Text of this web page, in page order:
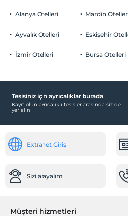
Otopark
Ücretsiz Halka
Odalar
Haftalık temizlik hizmeti
2 yaşına kadar olan bebekler
Alanya Otelleri
Ayvalık Otelleri
İzmir Otelleri
Mardin
Eskişehir
Bursa Otelleri
Tesisiniz için ayrıcalıklar burada
Kayıt olun ayrıcalıklı tesisler arasında siz de
yer alın
Extranet Giriş
Sizi arayalım
Müşteri hizmetleri